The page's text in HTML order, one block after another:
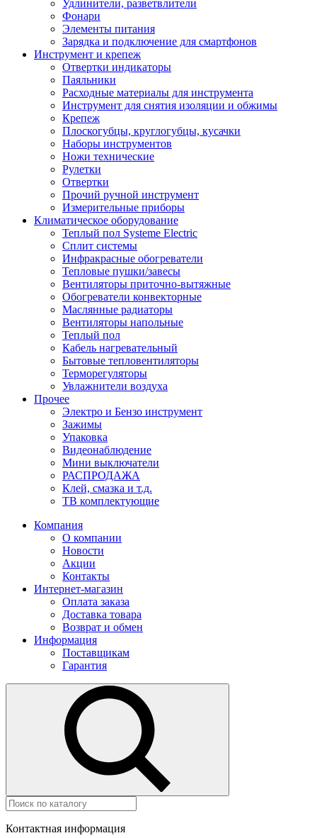
Удлинители, разветвлители
Фонари
Элементы питания
Зарядка и подключение для смартфонов
Инструмент и крепеж
Отвертки индикаторы
Паяльники
Расходные материалы для инструмента
Инструмент для снятия изоляции и обжимы
Крепеж
Плоскогубцы, круглогубцы, кусачки
Наборы инструментов
Ножи технические
Рулетки
Отвертки
Прочий ручной инструмент
Измерительные приборы
Климатическое оборудование
Теплый пол Systeme Electric
Сплит системы
Инфракрасные обогреватели
Тепловые пушки/завесы
Вентиляторы приточно-вытяжные
Обогреватели конвекторные
Маслянные радиаторы
Вентиляторы напольные
Теплый пол
Кабель нагревательный
Бытовые тепловентиляторы
Терморегуляторы
Увлажнители воздуха
Прочее
Электро и Бензо инструмент
Зажимы
Упаковка
Видеонаблюдение
Мини выключатели
РАСПРОДАЖА
Клей, смазка и т.д.
ТВ комплектующие
Компания
О компании
Новости
Акции
Контакты
Интернет-магазин
Оплата заказа
Доставка товара
Возврат и обмен
Информация
Поставщикам
Гарантия
Контактная информация